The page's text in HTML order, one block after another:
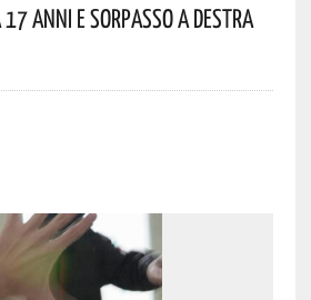
Anni E Sorpasso A Destra